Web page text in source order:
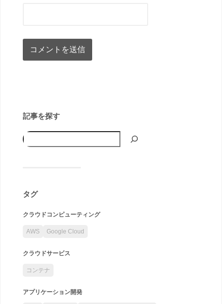
記事を探す
タグ
クラウドコンピューティング
AWS Google Cloud
クラウドサービス
コンテナ
アプリケーション開発